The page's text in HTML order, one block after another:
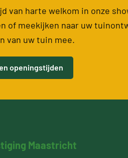
van harte welkom in onze
of meekijken naar uw
van uw tuin mee.
openingstijden
Maastricht